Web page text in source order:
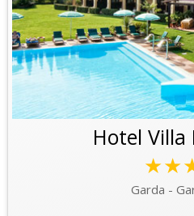
Hotel
Garda -